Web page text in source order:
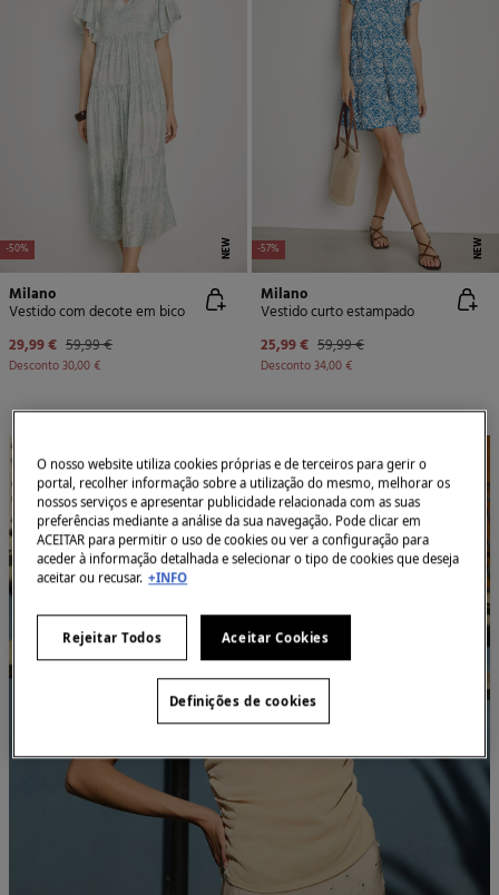
-50% NEW
Milano
Vestido com decote em bico
29,99 € 59,99 €
Desconto30,00 €
-57% NEW
Milano
Vestido curto estampado
25,99 € 59,99 €
Desconto34,00 €
O nosso website utiliza cookies próprias e de terceiros para gerir o
portal, recolher informação sobre a utilização do mesmo, melhorar os
nossos serviços e apresentar publicidade relacionada com as suas
preferências mediante a análise da sua navegação. Pode clicar em
ACEITAR para permitir o uso de cookies ou ver a configuração para
aceder à informação detalhada e selecionar o tipo de cookies que deseja
aceitar ou recusar. +INFO
Rejeitar Todos Aceitar Cookies
Definições de cookies